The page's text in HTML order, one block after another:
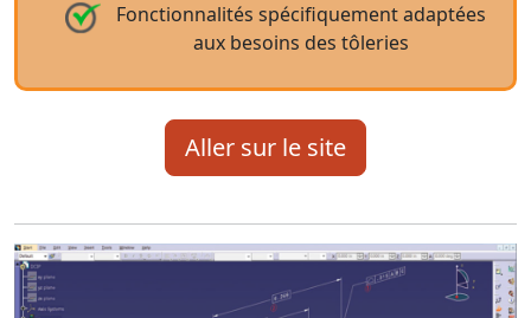
Fonctionnalités spécifiquement adaptées
aux besoins des tôleries
Aller sur le site